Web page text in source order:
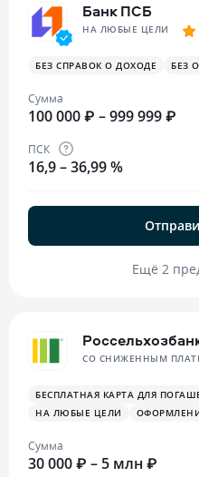
Банк ПСБ
НА ЛЮБЫЕ ЦЕЛИ
БЕЗ СПРАВОК О ДОХОДЕ БЕЗ
Сумма
100 000 ₽ – 999 999 ₽
ПСК
16,9 – 36,99 %
Ещё 2
СО СНИЖЕННЫМ
БЕСПЛАТНАЯ КАРТА ДЛЯ
НА ЛЮБЫЕ ЦЕЛИ
Сумма
30 000 ₽ – 5 млн ₽